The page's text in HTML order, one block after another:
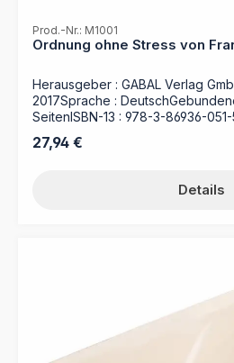
Prod.-Nr.: M1001
Ordnung ohne Stress von
Herausgeber : GABAL Verlag
2017Sprache :
SeitenISBN-13 : 978-3-86936-
enthalten:- Ablage-Set L (Art.-Nr.
Nr. 39 40 20H)- HomeOffice Set
Gesamtpaket Arbeitsplatz-
Regulärer Preis:
27,94 €
Details